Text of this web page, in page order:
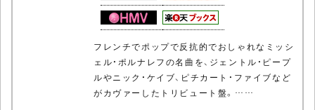
フレンチでポップで反抗的でおしゃれなミッシ
ェル・ポルナレフの名曲を、ジェントル・ピープ
ルやニック・ケイブ、ピチカート・ファイブなど
がカヴァーしたトリビュート盤。……